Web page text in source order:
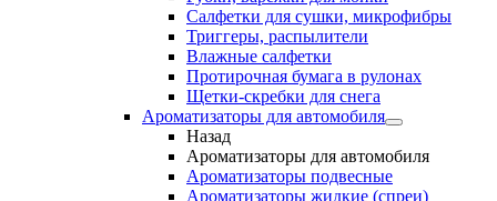
Салфетки для сушки, микрофибры
Триггеры, распылители
Влажные салфетки
Протирочная бумага в рулонах
Щетки-скребки для снега
Ароматизаторы для автомобиля
Назад
Ароматизаторы для автомобиля
Ароматизаторы подвесные
Ароматизаторы жидкие (спреи)